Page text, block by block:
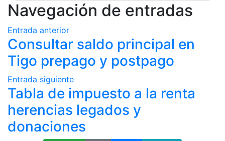
Navegación de entradas
Entrada anterior
Consultar saldo principal en
Tigo prepago y postpago
Entrada siguiente
Tabla de impuesto a la renta
herencias legados y
donaciones